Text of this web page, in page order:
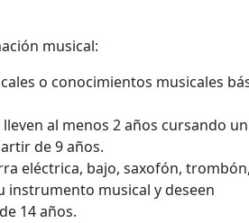
musical:
o conocimientos musicales
al menos 2 años cursando un
de 9 años.
eléctrica, bajo, saxofón, trombón,
instrumento musical y deseen
14 años.